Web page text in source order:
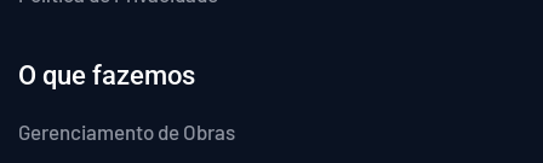
O que fazemos
Gerenciamento de Obras